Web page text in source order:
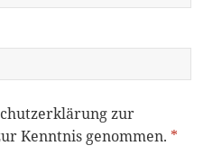
zur
Kenntnis genommen. *